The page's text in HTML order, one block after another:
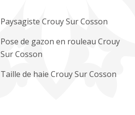
Paysagiste Crouy Sur Cosson
Pose de gazon en rouleau Crouy
Sur Cosson
Taille de haie Crouy Sur Cosson